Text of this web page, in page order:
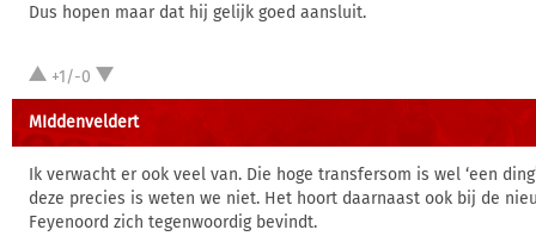
Dus hopen maar dat hij gelijk goed aansluit.
+1/-0
MIddenveldert
Ik verwacht er ook veel van. Die hoge transfersom is wel ‘een
deze precies is weten we niet. Het hoort daarnaast ook bij de
Feyenoord zich tegenwoordig bevindt.